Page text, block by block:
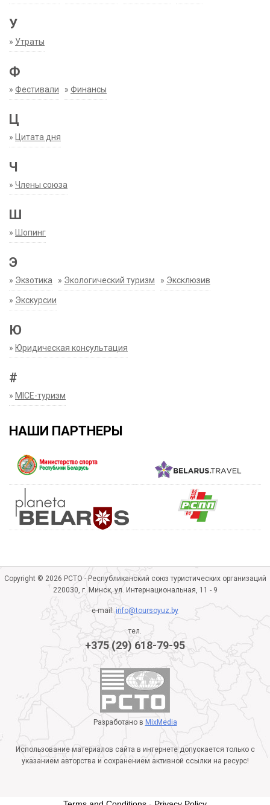
У
» Утраты
Ф
» Фестивали » Финансы
Ц
» Цитата дня
Ч
» Члены союза
Ш
» Шопинг
Э
» Экзотика » Экологический туризм » Эксклюзив
» Экскурсии
Ю
» Юридическая консультация
#
» MICE-туризм
НАШИ ПАРТНЕРЫ
Copyright © 2026 РСТО - Республиканский союз туристических организаций
220030, г. Минск, ул. Интернациональная, 11 - 9
e-mail:info@toursoyuz.by
тел.
+375 (29) 618-79-95
Разработано в MixMedia
Использование материалов сайта в интернете допускается только с
указанием авторства и сохранением активной ссылки на ресурс!